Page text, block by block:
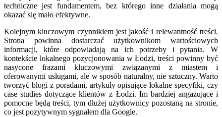
techniczne jest fundamentem, bez którego inne działania mogą
okazać się mało efektywne.
Kolejnym kluczowym czynnikiem jest jakość i relewantność treści.
Strona powinna dostarczać użytkownikom wartościowych
informacji, które odpowiadają na ich potrzeby i pytania. W
kontekście lokalnego pozycjonowania w Łodzi, treści powinny być
nasycone frazami kluczowymi związanymi z miastem i
oferowanymi usługami, ale w sposób naturalny, nie sztuczny. Warto
tworzyć blogi z poradami, artykuły opisujące lokalne specyfiki, czy
case studies dotyczące klientów z Łodzi. Im bardziej angażujące i
pomocne będą treści, tym dłużej użytkownicy pozostaną na stronie,
co jest pozytywnym sygnałem dla Google.